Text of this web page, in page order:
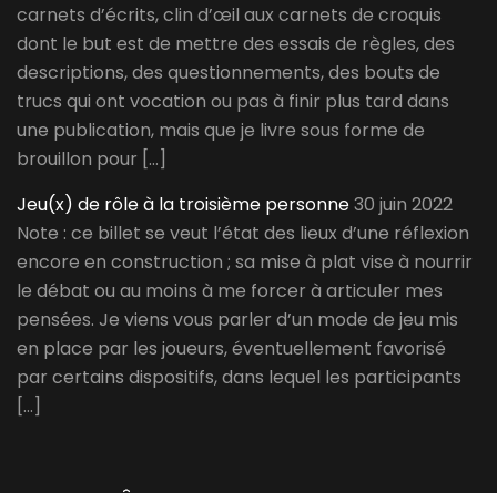
carnets d’écrits, clin d’œil aux carnets de croquis
dont le but est de mettre des essais de règles, des
descriptions, des questionnements, des bouts de
trucs qui ont vocation ou pas à finir plus tard dans
une publication, mais que je livre sous forme de
brouillon pour […]
Jeu(x) de rôle à la troisième personne30 juin 2022
Note : ce billet se veut l’état des lieux d’une réflexion
encore en construction ; sa mise à plat vise à nourrir
le débat ou au moins à me forcer à articuler mes
pensées. Je viens vous parler d’un mode de jeu mis
en place par les joueurs, éventuellement favorisé
par certains dispositifs, dans lequel les participants
[…]